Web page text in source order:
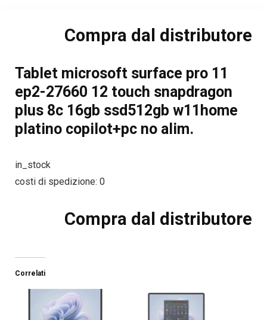
Compra dal distributore
Tablet microsoft surface pro 11
ep2-27660 12 touch snapdragon
plus 8c 16gb ssd512gb w11home
platino copilot+pc no alim.
in_stock
costi di spedizione: 0
Compra dal distributore
Correlati